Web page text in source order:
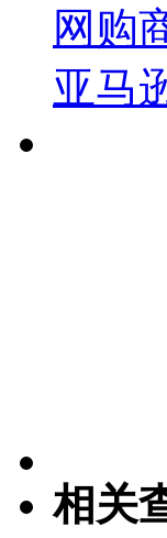
网购
亚马
相关